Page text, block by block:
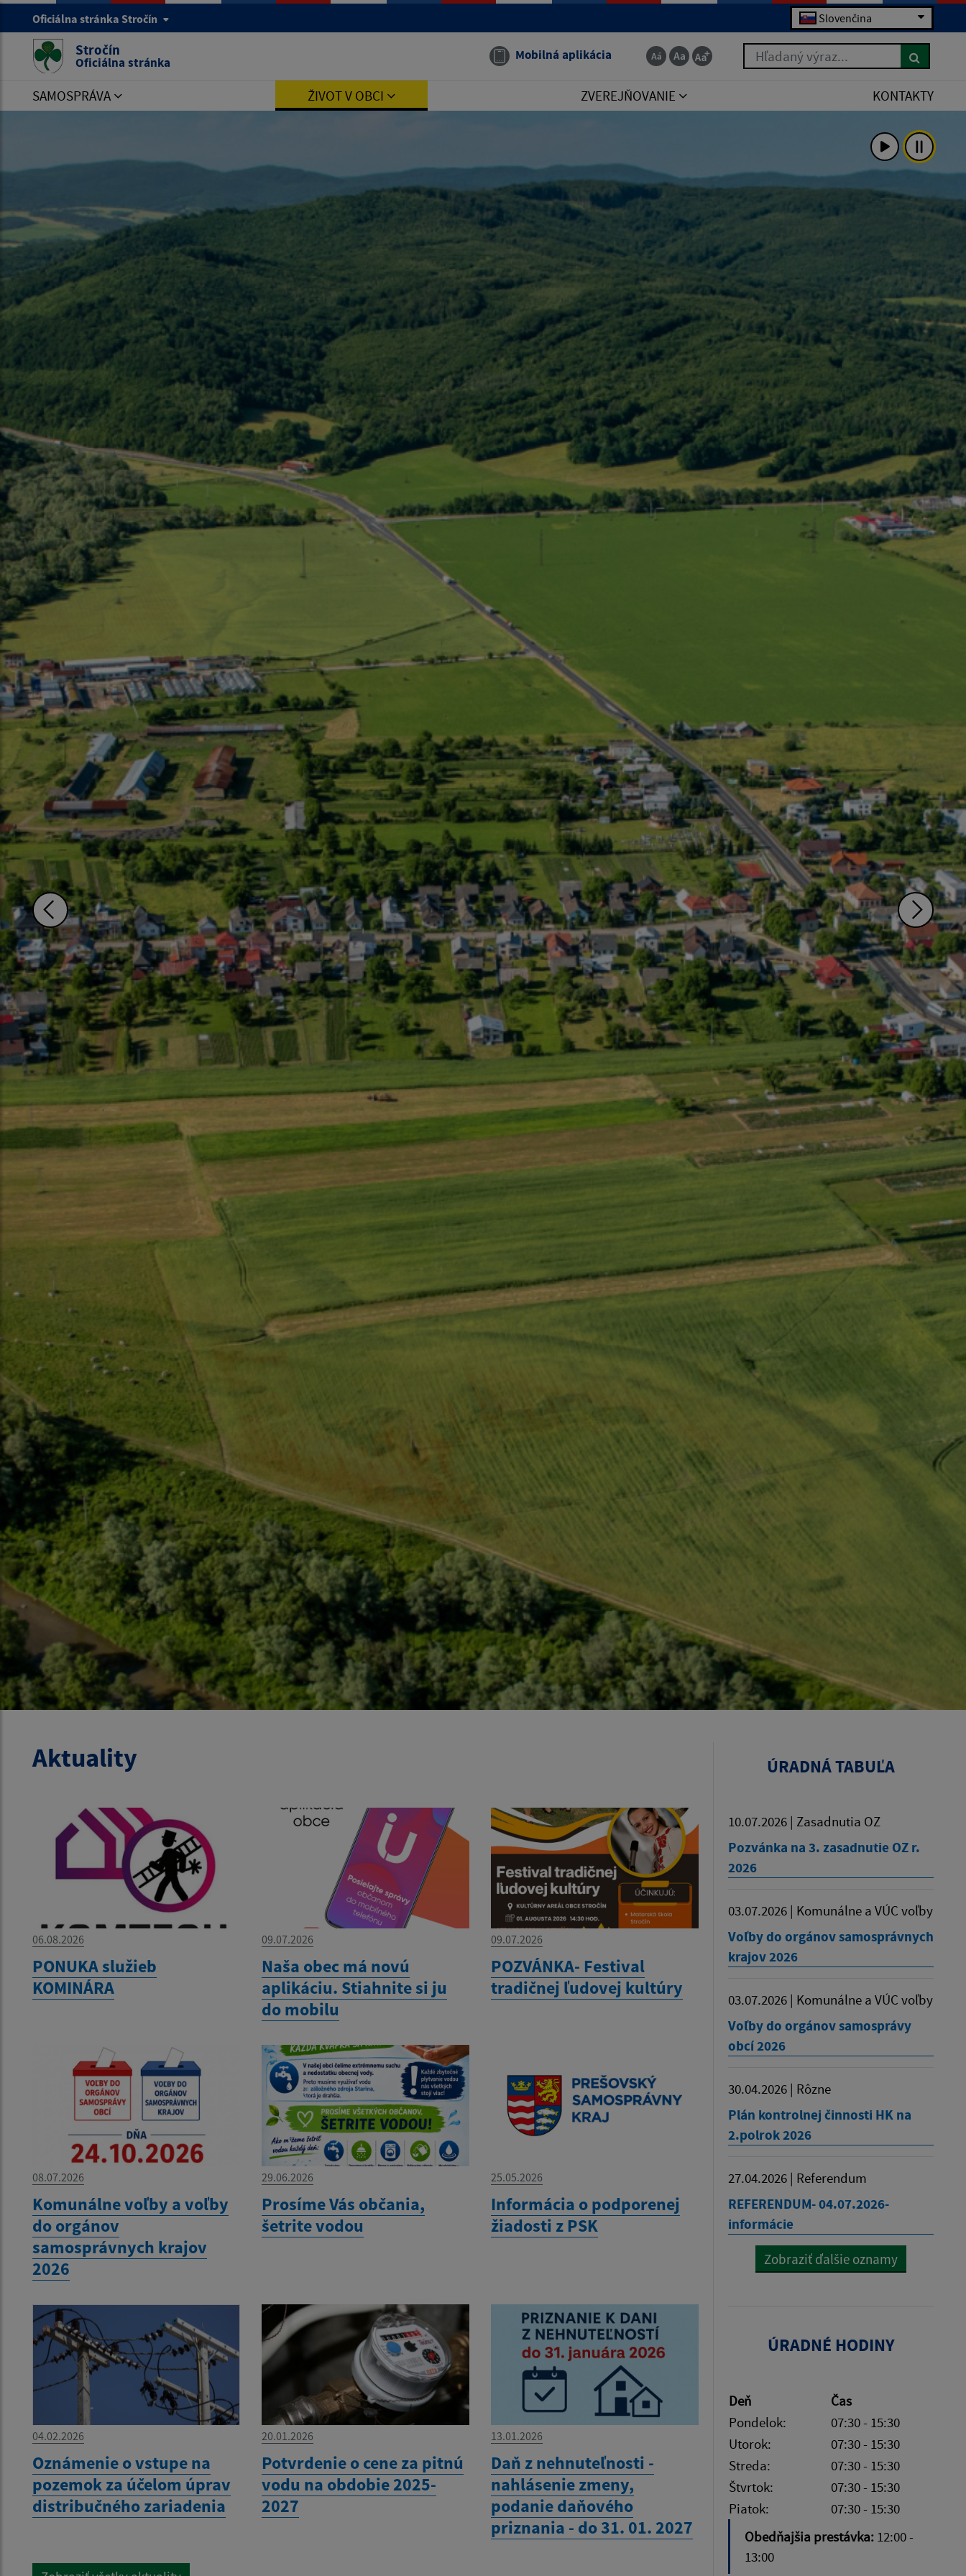
Oficiálna stránka Stročín Slovenčina
Stročín
Oficiálna stránka Mobilná aplikácia Hľadaný výraz...
SAMOSPRÁVA ŽIVOT V OBCI ZVEREJŇOVANIE KONTAKTY
Aktuality
06.08.2026
PONUKA služieb
KOMINÁRA
09.07.2026
Naša obec má novú
aplikáciu. Stiahnite si ju
do mobilu
09.07.2026
POZVÁNKA- Festival
tradičnej ľudovej kultúry
08.07.2026
Komunálne voľby a voľby
do orgánov
samosprávnych krajov
2026
29.06.2026
Prosíme Vás občania,
šetrite vodou
25.05.2026
Informácia o podporenej
žiadosti z PSK
04.02.2026
Oznámenie o vstupe na
pozemok za účelom úprav
distribučného zariadenia
20.01.2026
Potvrdenie o cene za pitnú
vodu na obdobie 2025-
2027
13.01.2026
Daň z nehnuteľnosti -
nahlásenie zmeny,
podanie daňového
priznania - do 31. 01. 2027
ÚRADNÁ TABUĽA
10.07.2026 | Zasadnutia OZ
Pozvánka na 3. zasadnutie OZ r.
2026
03.07.2026 | Komunálne a VÚC voľby
Voľby do orgánov samosprávnych
krajov 2026
03.07.2026 | Komunálne a VÚC voľby
Voľby do orgánov samosprávy
obcí 2026
30.04.2026 | Rôzne
Plán kontrolnej činnosti HK na
2.polrok 2026
27.04.2026 | Referendum
REFERENDUM- 04.07.2026-
informácie
Zobraziť ďalšie oznamy
ÚRADNÉ HODINY
Deň
Čas
Pondelok:
07:30 - 15:30
Utorok:
07:30 - 15:30
Streda:
07:30 - 15:30
Štvrtok:
07:30 - 15:30
Piatok:
07:30 - 15:30
Obedňajšia prestávka: 12:00 -
13:00